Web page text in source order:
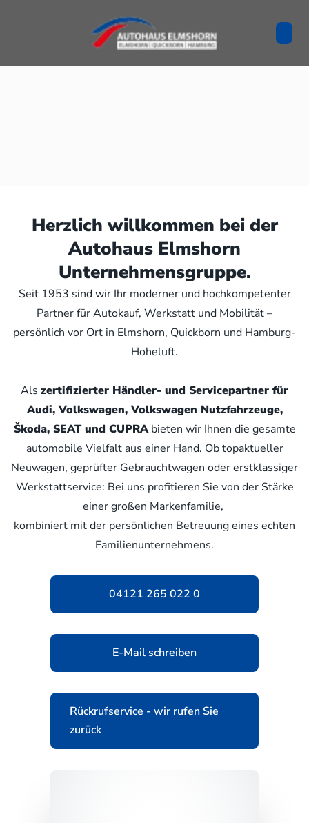
Herzlich willkommen bei der
Autohaus Elmshorn
Unternehmensgruppe.
Seit 1953 sind wir Ihr moderner und hochkompetenter
Partner für Autokauf, Werkstatt und Mobilität –
persönlich vor Ort in Elmshorn, Quickborn und Hamburg-
Hoheluft.
Als zertifizierter Händler- und Servicepartner für
Audi, Volkswagen, Volkswagen Nutzfahrzeuge,
Škoda, SEAT und CUPRAbieten wir Ihnen die gesamte
automobile Vielfalt aus einer Hand. Ob topaktueller
Neuwagen, geprüfter Gebrauchtwagen oder erstklassiger
Werkstattservice: Bei uns profitieren Sie von der Stärke
einer großen Markenfamilie,
kombiniert mit der persönlichen Betreuung eines echten
Familienunternehmens.
04121 265 022 0
E-Mail schreiben
Rückrufservice - wir rufen Sie
zurück